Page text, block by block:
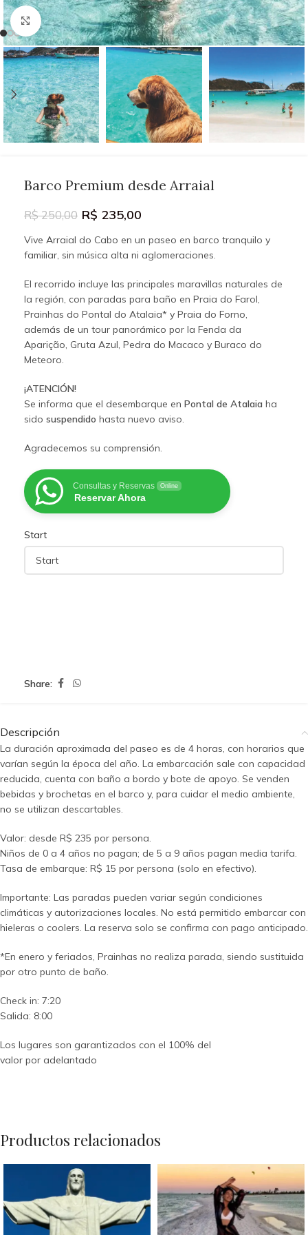
Click to enlarge
Barco Premium desde Arraial
R$250,00 R$ 235,00
Vive Arraial do Cabo en un paseo en barco tranquilo y
familiar, sin música alta ni aglomeraciones.
El recorrido incluye las principales maravillas naturales de
la región, con paradas para baño en Praia do Farol,
Prainhas do Pontal do Atalaia* y Praia do Forno,
además de un tour panorámico por la Fenda da
Aparição, Gruta Azul, Pedra do Macaco y Buraco do
Meteoro.
¡ATENCIÓN!
Se informa que el desembarque en Pontal de Atalaia ha
sido suspendido hasta nuevo aviso.
Agradecemos su comprensión.
Consultas y Reservas Online
Reservar Ahora
Start
Share:
Descripción
La duración aproximada del paseo es de 4 horas, con horarios que
varían según la época del año. La embarcación sale con capacidad
reducida, cuenta con baño a bordo y bote de apoyo. Se venden
bebidas y brochetas en el barco y, para cuidar el medio ambiente,
no se utilizan descartables.
Valor: desde R$ 235 por persona.
Niños de 0 a 4 años no pagan; de 5 a 9 años pagan media tarifa.
Tasa de embarque: R$ 15 por persona (solo en efectivo).
Importante: Las paradas pueden variar según condiciones
climáticas y autorizaciones locales. No está permitido embarcar con
hieleras o coolers. La reserva solo se confirma con pago anticipado.
*En enero y feriados, Prainhas no realiza parada, siendo sustituida
por otro punto de baño.
Check in: 7:20
Salida: 8:00
Los lugares son garantizados con el 100% del
valor por adelantado
Productos relacionados